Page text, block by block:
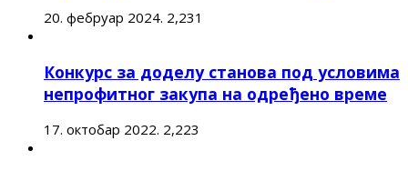
20. фебруар 2024. 2,231
Конкурс за доделу станова под условима
непрофитног закупа на одређено време
17. октобар 2022. 2,223